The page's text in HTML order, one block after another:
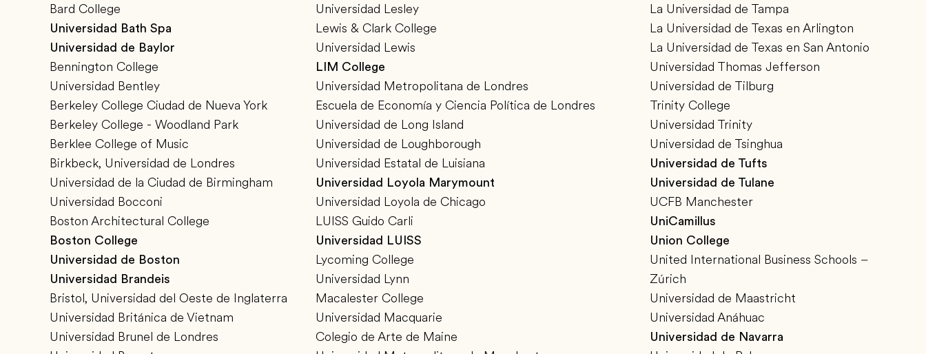
Bard College
Universidad Bath Spa
Universidad de Baylor
Bennington College
Universidad Bentley
Berkeley College Ciudad de Nueva York
Berkeley College - Woodland Park
Berklee College of Music
Birkbeck, Universidad de Londres
Universidad de la Ciudad de Birmingham
Universidad Bocconi
Boston Architectural College
Boston College
Universidad de Boston
Universidad Brandeis
Bristol, Universidad del Oeste de Inglaterra
Universidad Británica de Vietnam
Universidad Brunel de Londres
Universidad Lesley
Lewis & Clark College
Universidad Lewis
LIM College
Universidad Metropolitana de Londres
Escuela de Economía y Ciencia Política de Londres
Universidad de Long Island
Universidad de Loughborough
Universidad Estatal de Luisiana
Universidad Loyola Marymount
Universidad Loyola de Chicago
LUISS Guido Carli
Universidad LUISS
Lycoming College
Universidad Lynn
Macalester College
Universidad Macquarie
Colegio de Arte de Maine
La Universidad de Tampa
La Universidad de Texas en Arlington
La Universidad de Texas en San Antonio
Universidad Thomas Jefferson
Universidad de Tilburg
Trinity College
Universidad Trinity
Universidad de Tsinghua
Universidad de Tufts
Universidad de Tulane
UCFB Manchester
UniCamillus
Union College
United International Business Schools –
Zúrich
Universidad de Maastricht
Universidad Anáhuac
Universidad de Navarra